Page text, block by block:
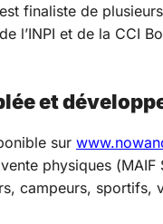
finaliste de
l’INPI et de la CCI
et
sur
physiques
campeurs,